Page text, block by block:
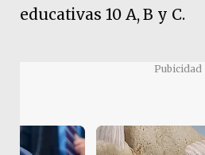
educativas 10 A, B y C.
Pubicidad